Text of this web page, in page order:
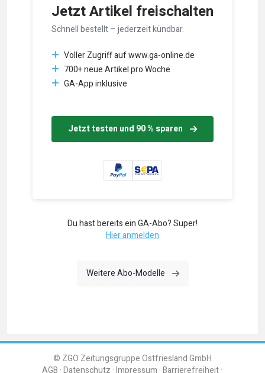
Jetzt Artikel freischalten
Schnell bestellt – jederzeit kündbar.
Voller Zugriff auf www.ga-online.de
700+ neue Artikel pro Woche
GA-App inklusive
Jetzt testen und 90 % sparen
Du hast bereits ein GA-Abo? Super!
Hier anmelden
Weitere Abo-Modelle
© ZGO Zeitungsgruppe Ostfriesland GmbH
AGB Datenschutz Impressum Barrierefreiheit